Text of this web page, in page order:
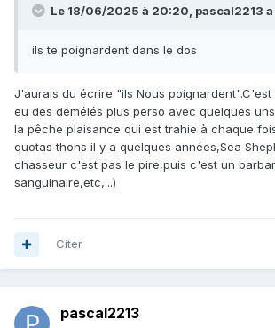
Le 18/06/2025 à 20:20, pascal2213
ils te poignardent dans le dos
J'aurais du écrire "ils Nous
eu des démélés plus perso avec quelques
la pêche plaisance qui est trahie à chaque
quotas thons il y a quelques années,Sea
chasseur c'est pas le pire,puis c'est un
sanguinaire,etc,...)
Citer
pascal2213